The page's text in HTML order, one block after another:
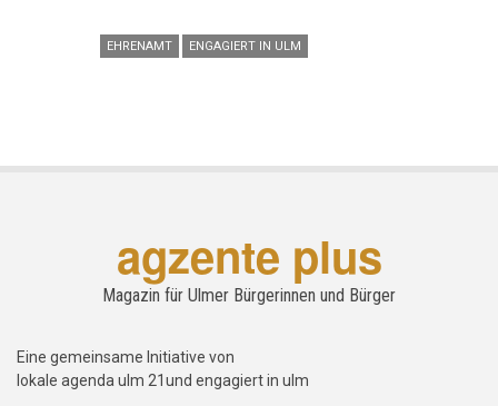
EHRENAMT ENGAGIERT IN ULM
agzente plus
Magazin für Ulmer Bürgerinnen und Bürger
Eine gemeinsame Initiative von
lokale agenda ulm 21und engagiert in ulm